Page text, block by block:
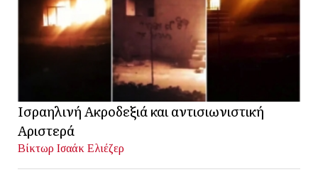
Ισραηλινή Ακροδεξιά και αντισιωνιστική
Αριστερά
Βίκτωρ Ισαάκ Ελιέζερ